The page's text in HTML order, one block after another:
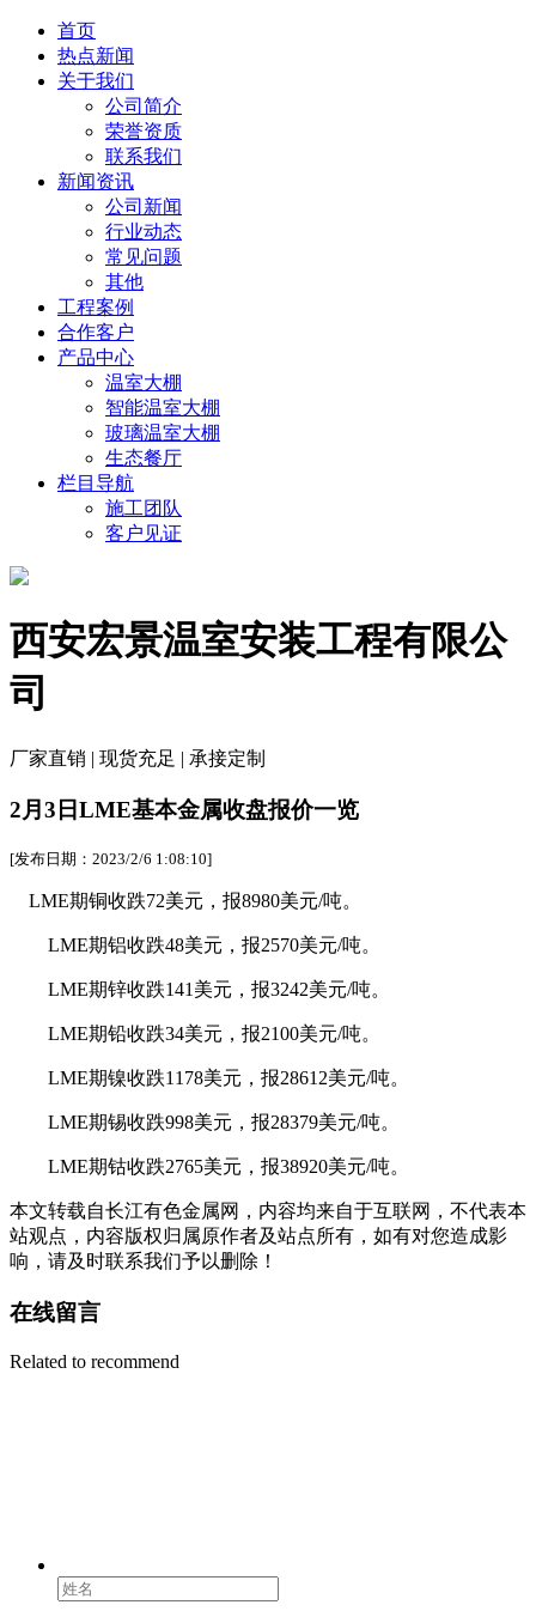
首页
热点新闻
关于我们
公司简介
荣誉资质
联系我们
新闻资讯
公司新闻
行业动态
常见问题
其他
工程案例
合作客户
产品中心
温室大棚
智能温室大棚
玻璃温室大棚
生态餐厅
栏目导航
施工团队
客户见证
西安宏景温室安装工程有限公
司
厂家直销 | 现货充足 | 承接定制
2月3日LME基本金属收盘报价一览
[发布日期：2023/2/6 1:08:10]
LME期铜收跌72美元，报8980美元/吨。
LME期铝收跌48美元，报2570美元/吨。
LME期锌收跌141美元，报3242美元/吨。
LME期铅收跌34美元，报2100美元/吨。
LME期镍收跌1178美元，报28612美元/吨。
LME期锡收跌998美元，报28379美元/吨。
LME期钴收跌2765美元，报38920美元/吨。
本文转载自长江有色金属网，内容均来自于互联网，不代表本
站观点，内容版权归属原作者及站点所有，如有对您造成影
响，请及时联系我们予以删除！
在线留言
Related to recommend